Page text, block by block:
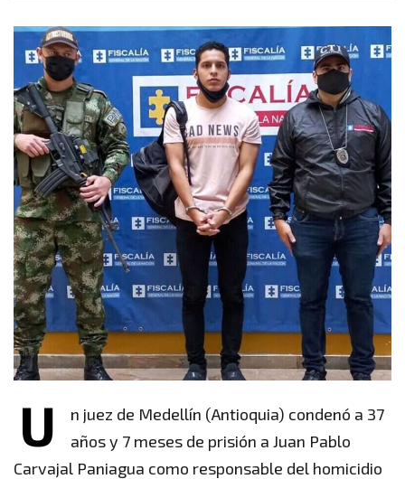
U
n juez de Medellín (Antioquia) condenó a 37
años y 7 meses de prisión a Juan Pablo
Carvajal Paniagua como responsable del homicidio